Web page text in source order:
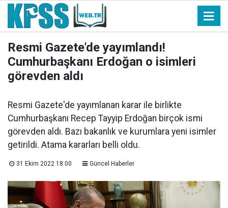
Resmi Gazete'de yayımlandı!
Cumhurbaşkanı Erdoğan o isimleri
görevden aldı
Resmi Gazete'de yayımlanan karar ile birlikte
Cumhurbaşkanı Recep Tayyip Erdoğan birçok ismi
görevden aldı. Bazı bakanlık ve kurumlara yeni isimler
getirildi. Atama kararları belli oldu.
31 Ekim 2022 18:00 Güncel Haberler